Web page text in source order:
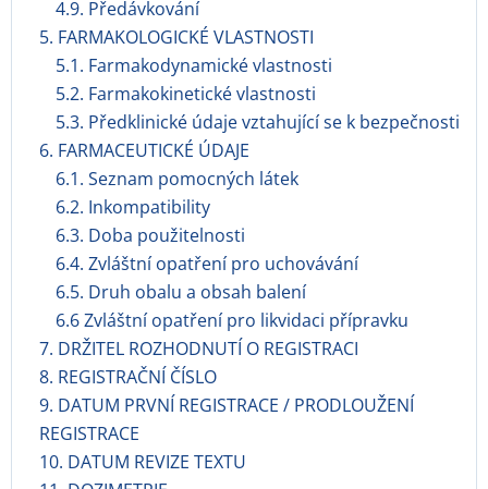
4.9. Předávkování
5. FARMAKOLOGICKÉ VLASTNOSTI
5.1. Farmakodynamické vlastnosti
5.2. Farmakokinetické vlastnosti
5.3. Předklinické údaje vztahující se k bezpečnosti
6. FARMACEUTICKÉ ÚDAJE
6.1. Seznam pomocných látek
6.2. Inkompatibility
6.3. Doba použitelnosti
6.4. Zvláštní opatření pro uchovávání
6.5. Druh obalu a obsah balení
6.6 Zvláštní opatření pro likvidaci přípravku
7. DRŽITEL ROZHODNUTÍ O REGISTRACI
8. REGISTRAČNÍ ČÍSLO
9. DATUM PRVNÍ REGISTRACE / PRODLOUŽENÍ
REGISTRACE
10. DATUM REVIZE TEXTU